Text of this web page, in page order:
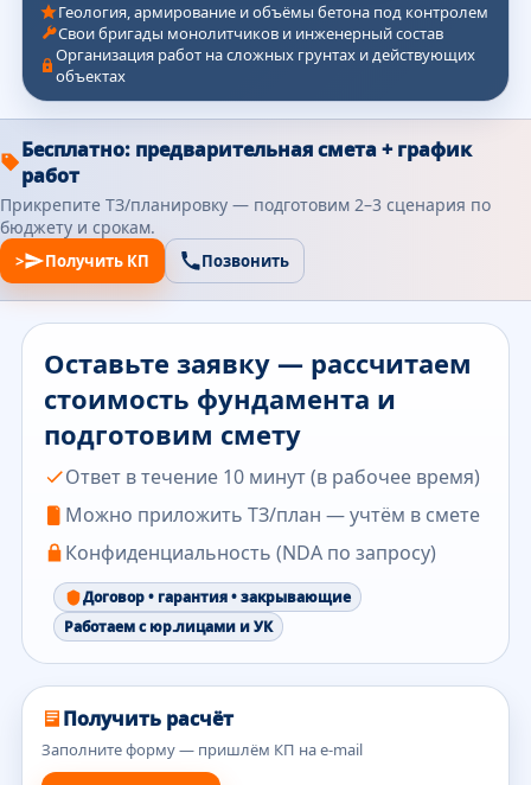
Геология, армирование и объёмы бетона под контролем
Свои бригады монолитчиков и инженерный состав
Организация работ на сложных грунтах и действующих
объектах
Бесплатно: предварительная смета + график
работ
Прикрепите ТЗ/планировку — подготовим 2–3 сценария по
бюджету и срокам.
> Получить КП Позвонить
Оставьте заявку — рассчитаем
стоимость фундамента и
подготовим смету
Ответ в течение 10 минут (в рабочее время)
Можно приложить ТЗ/план — учтём в смете
Конфиденциальность (NDA по запросу)
Договор • гарантия • закрывающие
Работаем с юр.лицами и УК
Получить расчёт
Заполните форму — пришлём КП на e-mail